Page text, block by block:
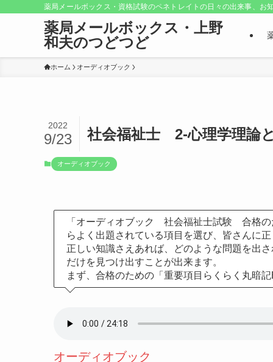
薬局メールボックス・資格試験のペネトレイトの日々の出来事、
薬局メールボックス・上野
和夫のつどつど
ホーム オーディオブック
社会福祉士 2-心理学理論
2022
9/23
オーディオブック
「オーディオブック 社会福祉士試験 合格
らよく出題されている項目を選び、皆さんに
正しい知識さえあれば、どのような問題を出
だけを見つけ出すことが出来ます。
まず、合格のための「重要項目らくらく丸暗
オーディオブック